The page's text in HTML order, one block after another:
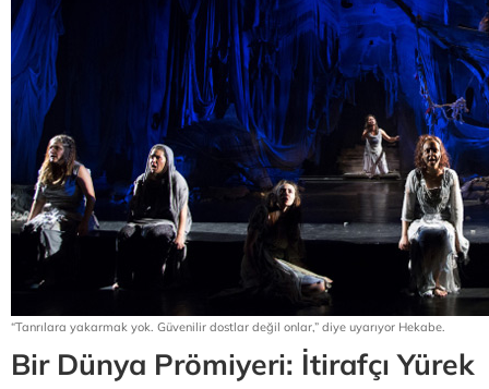
“Tanrılara yakarmak yok. Güvenilir dostlar değil onlar,” diye uyarıyor Hekabe.
Bir Dünya Prömiyeri: İtirafçı Yürek